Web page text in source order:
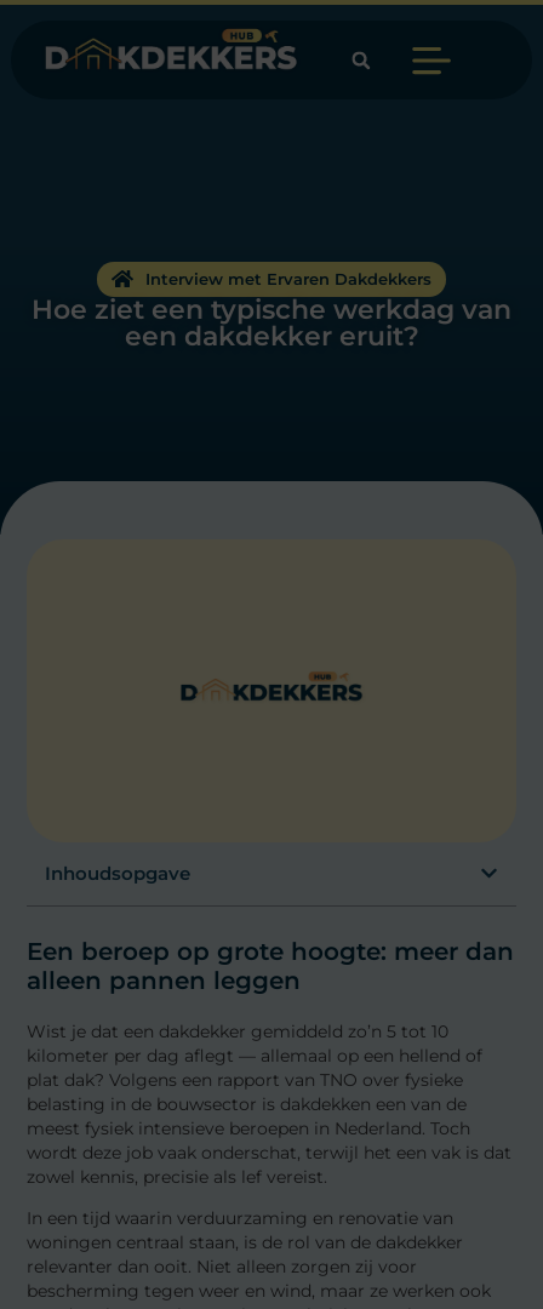
Interview met Ervaren Dakdekkers
Hoe ziet een typische werkdag van
een dakdekker eruit?
Inhoudsopgave
Een beroep op grote hoogte: meer dan
alleen pannen leggen
Wist je dat een dakdekker gemiddeld zo’n 5 tot 10
kilometer per dag aflegt — allemaal op een hellend of
plat dak? Volgens een rapport van TNO over fysieke
belasting in de bouwsector is dakdekken een van de
meest fysiek intensieve beroepen in Nederland. Toch
wordt deze job vaak onderschat, terwijl het een vak is dat
zowel kennis, precisie als lef vereist.
In een tijd waarin verduurzaming en renovatie van
woningen centraal staan, is de rol van de dakdekker
relevanter dan ooit. Niet alleen zorgen zij voor
bescherming tegen weer en wind, maar ze werken ook